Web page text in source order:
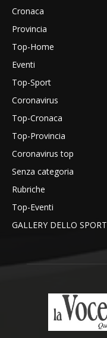
Cronaca
Provincia
Top-Home
Eventi
Top-Sport
Coronavirus
Top-Cronaca
Top-Provincia
Coronavirus top
Senza categoria
Rubriche
Top-Eventi
GALLERY DELLO SPORT